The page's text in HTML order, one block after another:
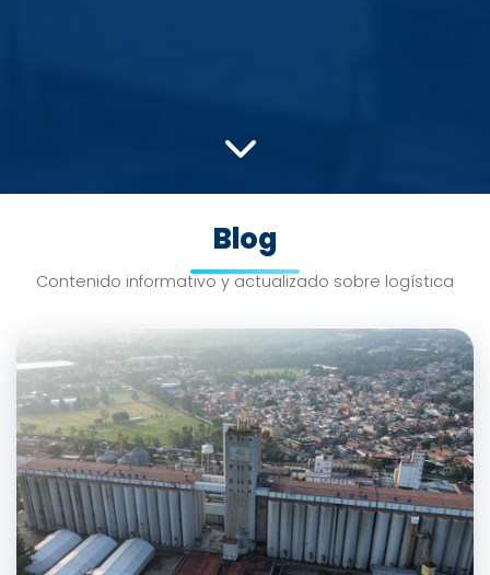
Blog
Contenido informativo y actualizado sobre logística